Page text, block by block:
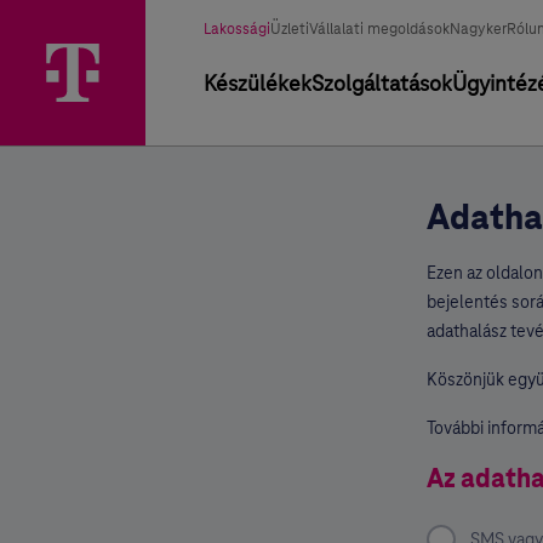
LakosságiÜzletiVállalati megoldásokNagyker
KészülékekSzolgáltatások
Ezen az
bejelentés
adathalász
Köszönjük
További
Az